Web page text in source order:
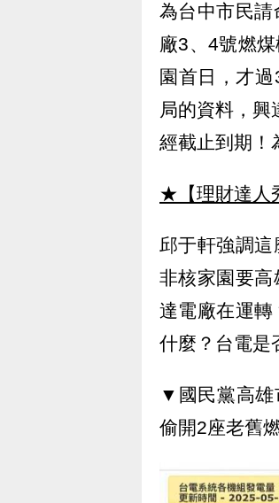
為台中市民
廠3、4號燃
園首日，才
局的資料，
經截止到期！
★【理財達人
邱于軒強調
非核家園要
達電廠在運
什麼？台電是
▼國民黨高雄
偷開2座老舊